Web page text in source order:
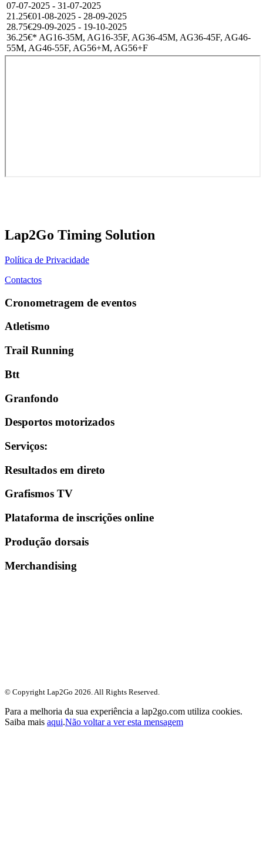
07-07-2025 - 31-07-2025
21.25€01-08-2025 - 28-09-2025
28.75€29-09-2025 - 19-10-2025
36.25€* AG16-35M, AG16-35F, AG36-45M, AG36-45F, AG46-
55M, AG46-55F, AG56+M, AG56+F
Lap2Go Timing Solution
Política de Privacidade
Contactos
Cronometragem de eventos
Atletismo
Trail Running
Btt
Granfondo
Desportos motorizados
Serviços:
Resultados em direto
Grafismos TV
Plataforma de inscrições online
Produção dorsais
Merchandising
© Copyright Lap2Go 2026. All Rights Reserved.
Para a melhoria da sua experiência a lap2go.com utiliza cookies.
Saiba mais aqui.Não voltar a ver esta mensagem